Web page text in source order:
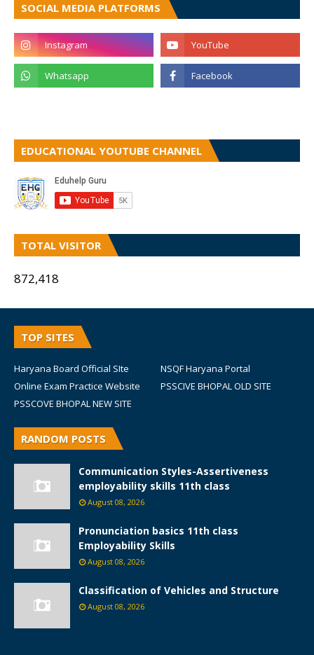
SOCIAL MEDIA PLATFORMS
EDUCATIONAL YOUTUBE CHANNEL
TOTAL VISITOR
872,418
TOP SITES
Haryana Board Official SIte
NSQF Haryana Portal
Online Exam Practice Website
PSSCIVE BHOPAL OLD SITE
PSSCOVE BHOPAL NEW SITE
RANDOM POSTS
Communication Styles-Assertiveness
employability skills 11th class
August 08, 2026
Pronunciation basics 11th class
Employability Skills
August 08, 2026
Classification of Vehicles and Structure
August 08, 2026